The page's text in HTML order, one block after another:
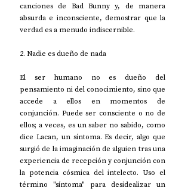
canciones de Bad Bunny y, de manera
absurda e inconsciente, demostrar que la
verdad es a menudo indiscernible.
2. Nadie es dueño de nada
El ser humano no es dueño del
pensamiento ni del conocimiento, sino que
accede a ellos en momentos de
conjunción. Puede ser consciente o no de
ellos; a veces, es un saber no sabido, como
dice Lacan, un síntoma. Es decir, algo que
surgió de la imaginación de alguien tras una
experiencia de recepción y conjunción con
la potencia cósmica del intelecto. Uso el
término "síntoma" para desidealizar un